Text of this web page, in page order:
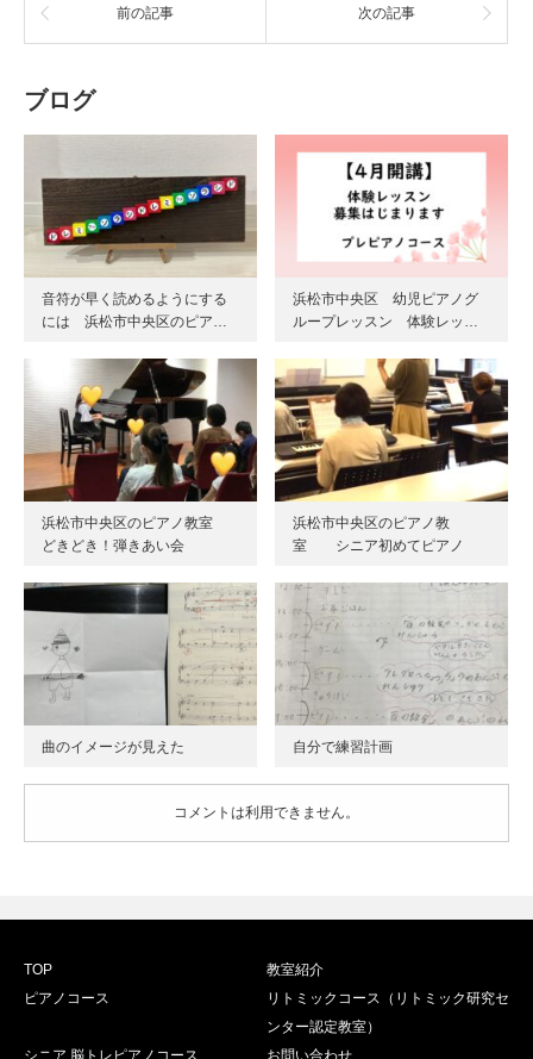
前の記事 次の記事
ブログ
音符が早く読めるようにする
には 浜松市中央区のピア…
浜松市中央区 幼児ピアノグ
ループレッスン 体験レッ…
浜松市中央区のピアノ教室
どきどき！弾きあい会
浜松市中央区のピアノ教
室 シニア初めてピアノ
曲のイメージが見えた 自分で練習計画
コメントは利用できません。
TOP
教室紹介
ピアノコース
リトミックコース（リトミック研究セ
ンター認定教室）
シニア 脳トレピアノコース
お問い合わせ